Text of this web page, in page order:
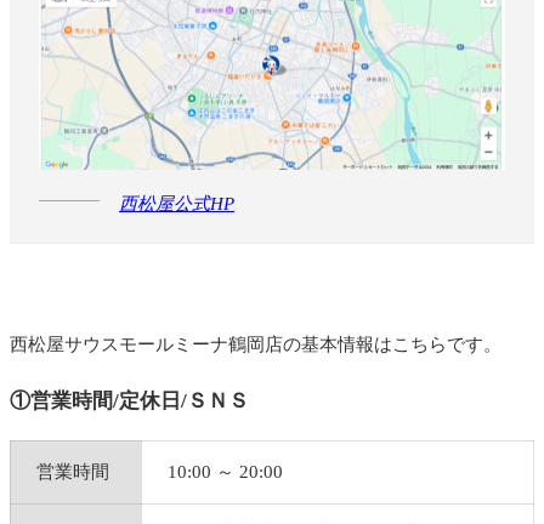
西松屋公式HP
西松屋サウスモールミーナ鶴岡店の基本情報はこちらです。
①営業時間/定休日/ＳＮＳ
営業時間 10:00 ～ 20:00